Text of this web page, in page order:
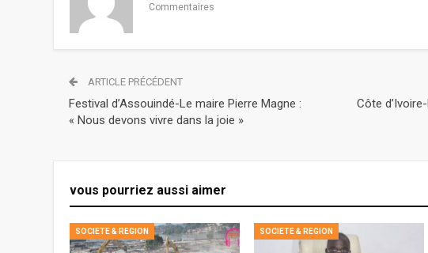
Commentaires
ARTICLE PRÉCÉDENT
Festival d’Assouindé-Le maire Pierre Magne :
« Nous devons vivre dans la joie »
Côte
vous pourriez aussi aimer
SOCIETE & REGION SOCIETE & REGION